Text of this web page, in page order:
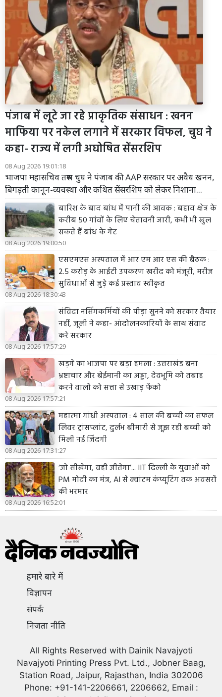
पंजाब में लूटे जा रहे प्राकृतिक संसाधन : खनन
माफिया पर नकेल लगाने में सरकार विफल, चुघ ने
कहा- राज्य में लगी अघोषित सेंसरशिप
08 Aug 2026 19:01:18
भाजपा महासचिव तरुण चुघ ने पंजाब की AAP सरकार पर अवैध खनन,
बिगड़ती कानून-व्यवस्था और कथित सेंसरशिप को लेकर निशाना...
बारिश के बाद बांध में पानी की आवक : बहाव क्षेत्र के
करीब 50 गांवों के लिए चेतावनी जारी, कभी भी खुल
सकते हैं बांध के गेट
08 Aug 2026 19:00:50
एसएमएस अस्पताल में आर एम आर एस की बैठक :
2.5 करोड़ के आईटी उपकरण खरीद को मंजूरी, मरीज
सुविधाओं से जुड़े कई प्रस्ताव स्वीकृत
08 Aug 2026 18:30:43
संविदा नर्सिंगकर्मियों की पीड़ा सुनने को सरकार तैयार
नहीं, जूली ने कहा- आंदोलनकारियों के साथ संवाद
करे सरकार
08 Aug 2026 17:57:29
खड़गे का भाजपा पर बड़ा हमला : उत्तराखंड बना
भ्रष्टाचार और बेईमानी का अड्डा, देवभूमि को तबाह
करने वालों को सत्ता से उखाड़ फेंको
08 Aug 2026 17:57:21
महात्मा गांधी अस्पताल : 4 साल की बच्ची का सफल
लिवर ट्रांसप्लांट, दुर्लभ बीमारी से जूझ रही बच्ची को
मिली नई जिंदगी
08 Aug 2026 17:31:27
‘जो सीखेगा, वही जीतेगा’... IIT दिल्ली के युवाओं को
PM मोदी का मंत्र, AI से क्वांटम कंप्यूटिंग तक अवसरों
की भरमार
08 Aug 2026 16:52:01
हमारे बारे में
विज्ञापन
संपर्क
निजता नीति
All Rights Reserved with Dainik Navajyoti
Navajyoti Printing Press Pvt. Ltd., Jobner Baag,
Station Road, Jaipur, Rajasthan, India 302006
Phone: +91-141-2206661, 2206662, Email :